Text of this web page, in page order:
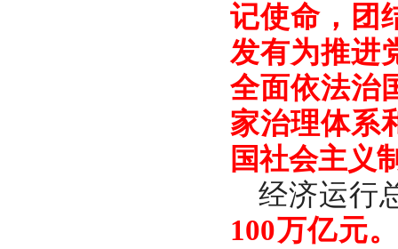
记使命，团
发有为推进
全面依法治
家治理体系
国社会主义
经济运行
100万亿元